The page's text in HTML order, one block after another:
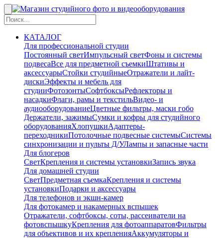
КАТАЛОГ
Для профессиональной студии
Постоянный светИмпульсный светФоны и системы
подвесаВсе для предметной съемкиШтативы и
аксессуарыСтойки студийныеОтражатели и лайт-
дискиЭффекты и мебель для
студииФотозонтыСофтбоксыРефлекторы и
насадкиФлаги, рамы и текстильВидео- и
аудиооборудованиеЦветные фильтры, маски гобо
Держатели, зажимыСумки и кофры для студийного
оборудованияХлопушкиАдаптеры-
переходникиПотолочные подвесные системыСистемы
синхронизации и пульты Д/УЛампы и запасные части
Для блогеров
СветКрепления и системы установкиЗапись звука
Для домашней студии
СветПредметная съемкаКрепления и системы
установкиПодарки и аксессуары
Для телефонов и экшн-камер
Для фотокамер и накамерных вспышек
Отражатели, софтбоксы, соты, рассеиватели на
фотовспышкуКрепления для фотоаппаратовФильтры
для объективов и их крепленияАккумуляторы и